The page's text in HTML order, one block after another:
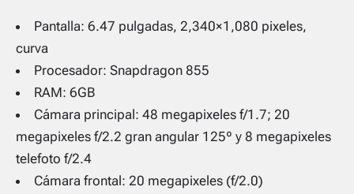
Pantalla: 6.47 pulgadas, 2,340×1,080 pixeles,
curva
Procesador: Snapdragon 855
RAM: 6GB
Cámara principal: 48 megapixeles f/1.7; 20
megapixeles f/2.2 gran angular 125º y 8 megapixeles
telefoto f/2.4
Cámara frontal: 20 megapixeles (f/2.0)